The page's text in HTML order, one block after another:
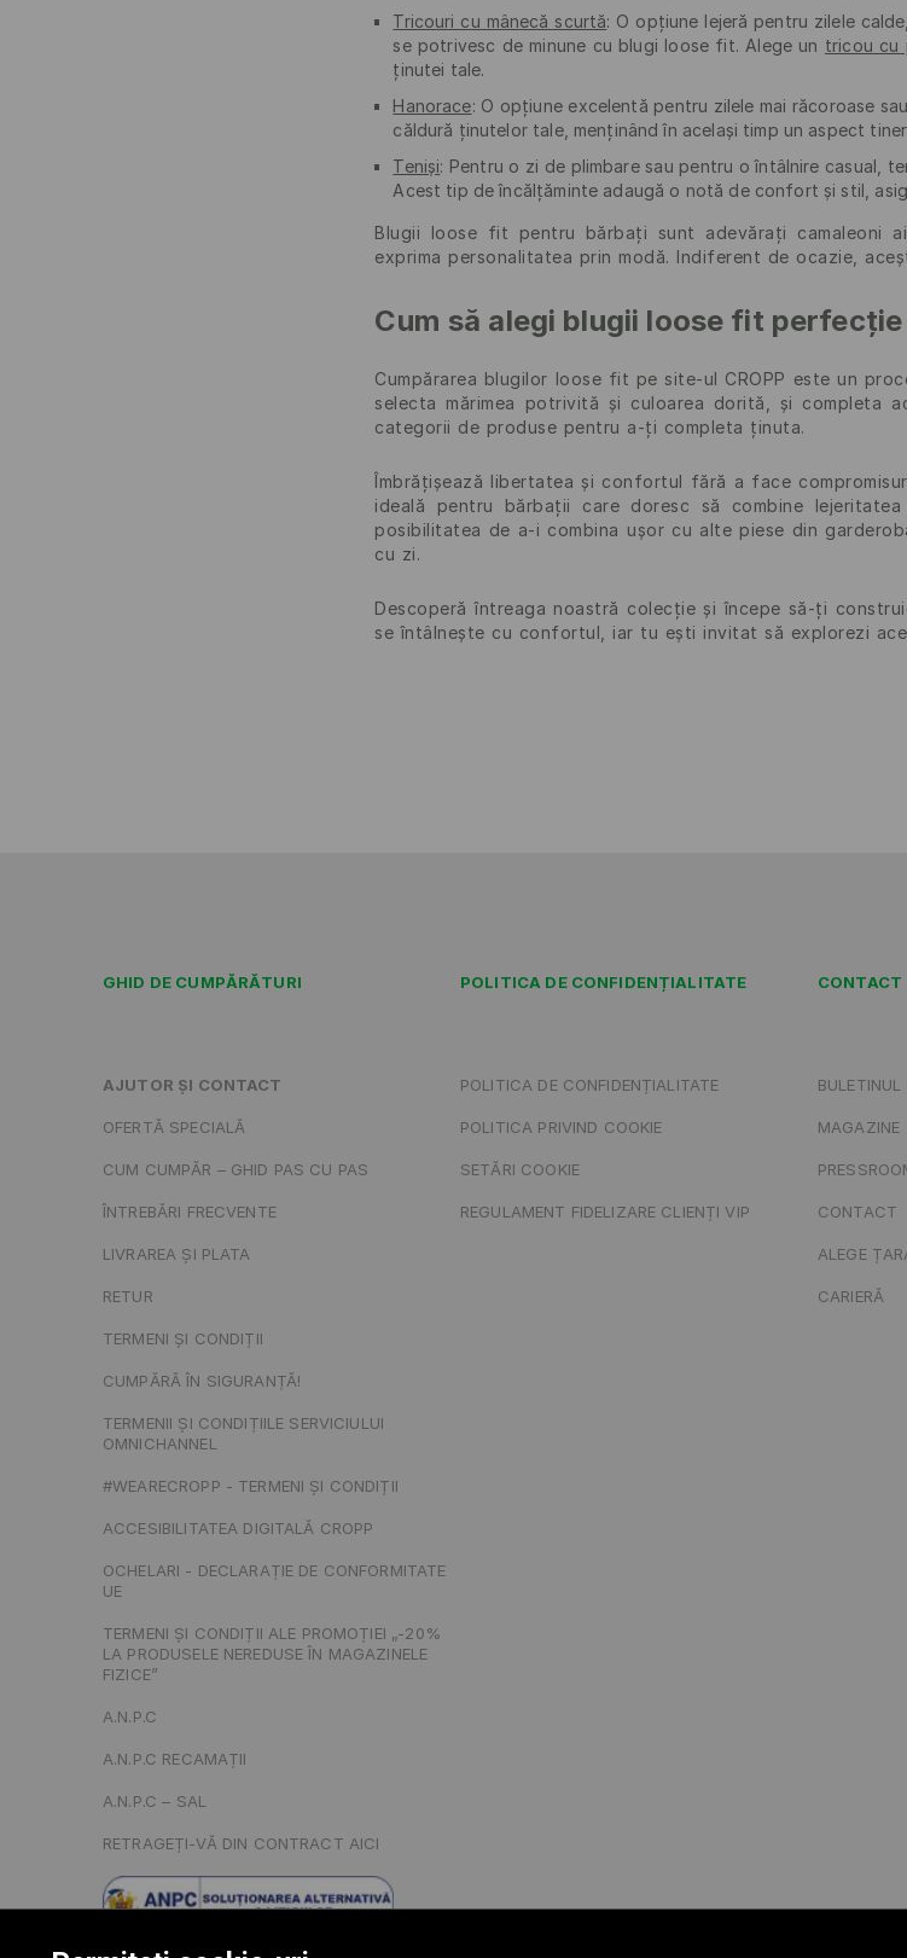
Tricouri cu mânecă scurtă: O opțiune lejeră pentru zilele
se potrivesc de minune cu blugi loose fit. Alege un tricou cu
ținutei tale.
Hanorace: O opțiune excelentă pentru zilele mai răcoroase
căldură ținutelor tale, menținând în același timp un aspect
Teniși: Pentru o zi de plimbare sau pentru o întâlnire casual,
Acest tip de încălțăminte adaugă o notă de confort și stil,
Blugii loose fit pentru bărbați sunt adevărați camaleoni
exprima personalitatea prin modă. Indiferent de ocazie,
Cum să alegi blugii loose fit perfecție
Cumpărarea blugilor loose fit pe site-ul CROPP este un
selecta mărimea potrivită și culoarea dorită, și completa
categorii de produse pentru a-ți completa ținuta.
Îmbrățișează libertatea și confortul fără a face
ideală pentru bărbații care doresc să combine
posibilitatea de a-i combina ușor cu alte piese din
cu zi.
Descoperă întreaga noastră colecție și începe să-ți
se întâlnește cu confortul, iar tu ești invitat să explorezi
GHID DE CUMPĂRĂTURI
AJUTOR ȘI CONTACT
OFERTĂ SPECIALĂ
CUM CUMPĂR – GHID PAS CU PAS
ÎNTREBĂRI FRECVENTE
LIVRAREA ȘI PLATA
RETUR
TERMENI ȘI CONDIȚII
CUMPĂRĂ ÎN SIGURANȚĂ!
TERMENII ȘI CONDIȚIILE SERVICIULUI
OMNICHANNEL
#WEARECROPP - TERMENI ȘI CONDIȚII
ACCESIBILITATEA DIGITALĂ CROPP
OCHELARI - DECLARAȚIE DE CONFORMITATE
UE
TERMENI ȘI CONDIȚII ALE PROMOȚIEI „-20%
LA PRODUSELE NEREDUSE ÎN MAGAZINELE
FIZICE”
A.N.P.C
A.N.P.C RECAMAȚII
A.N.P.C – SAL
RETRAGEȚI-VĂ DIN CONTRACT AICI
POLITICA DE CONFIDENȚIALITATE
POLITICA DE CONFIDENȚIALITATE
POLITICA PRIVIND COOKIE
SETĂRI COOKIE
REGULAMENT FIDELIZARE CLIENȚI VIP
CONTACT
MAGAZINE
CONTACT
ALEGE
CARIERĂ